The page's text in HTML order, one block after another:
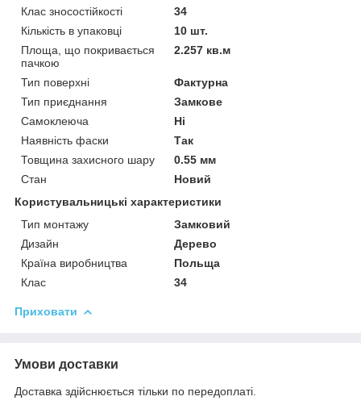
Клас зносостійкості
34
Кількість в упаковці
10 шт.
Площа, що покривається
пачкою
2.257 кв.м
Тип поверхні
Фактурна
Тип приєднання
Замкове
Самоклеюча
Ні
Наявність фаски
Так
Товщина захисного шару
0.55 мм
Стан
Новий
Користувальницькі характеристики
Тип монтажу
Замковий
Дизайн
Дерево
Країна виробництва
Польща
Клас
34
Приховати
Умови доставки
Доставка здійснюється тільки по передоплаті.